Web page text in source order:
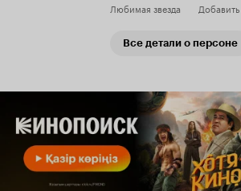
Любимая звезда Добавить
Все детали о персоне